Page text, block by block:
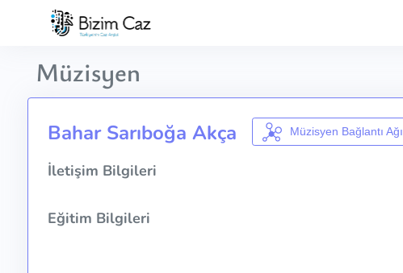
Müzisyen
Bahar Sarıboğa Akça Müzisyen Bağlantı Ağı
İletişim Bilgileri
Eğitim Bilgileri